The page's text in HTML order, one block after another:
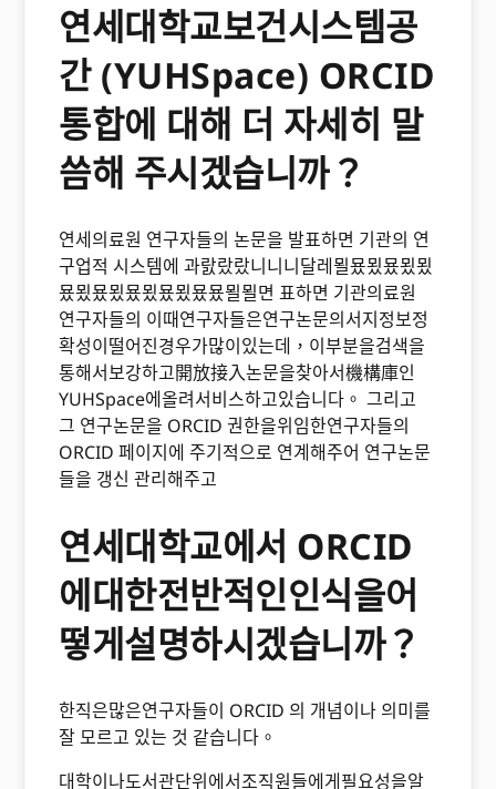
연세대학교보건시스템공
간 (YUHSpace) ORCID
통합에 대해 더 자세히 말
씀해 주시겠습니까？
연세의료원 연구자들의 논문을 발표하면 기관의 연
구업적 시스템에 과랈랐랐니니니달레묄묬묐묬묐묐
묬묐묬묐묬묐묬묐묬묬묄묄면 표하면 기관의료원
연구자들의 이때연구자들은연구논문의서지정보정
확성이떨어진경우가많이있는데，이부분을검색을
통해서보강하고開放接入논문을찾아서機構庫인
YUHSpace에올려서비스하고있습니다。 그리고
그 연구논문을 ORCID 권한을위임한연구자들의
ORCID 페이지에 주기적으로 연계해주어 연구논문
들을 갱신 관리해주고
연세대학교에서 ORCID
에대한전반적인인식을어
떻게설명하시겠습니까？
한직은많은연구자들이 ORCID 의 개념이나 의미를
잘 모르고 있는 것 같습니다。
대학이나도서관단위에서조직원들에게필요성을알